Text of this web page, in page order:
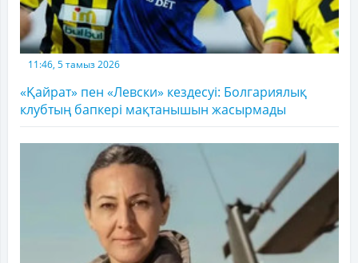
11:46, 5 тамыз 2026
«Қайрат» пен «Левски» кездесуі: Болгариялық
клубтың бапкері мақтанышын жасырмады